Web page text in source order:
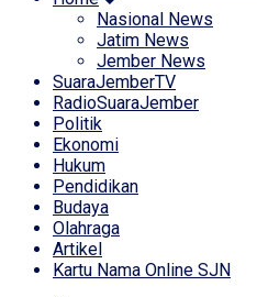
Nasional News
Jatim News
Jember News
SuaraJemberTV
RadioSuaraJember
Politik
Ekonomi
Hukum
Pendidikan
Budaya
Olahraga
Artikel
Kartu Nama Online SJN